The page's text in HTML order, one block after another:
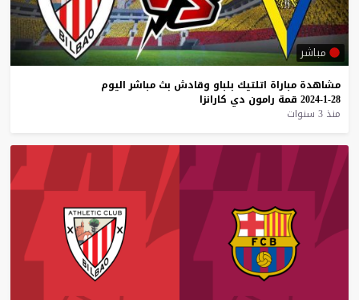
مباشر
مشاهدة مباراة اتلتيك بلباو وقادش بث مباشر اليوم
28-1-2024
قمة رامون دي كارانزا
منذ 3 سنوات